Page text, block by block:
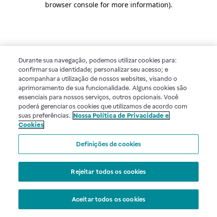
browser console for more information).
Durante sua navegação, podemos utilizar cookies para:
confirmar sua identidade; personalizar seu acesso; e
acompanhar a utilização de nossos websites, visando o
aprimoramento de sua funcionalidade. Alguns cookies são
essenciais para nossos serviços, outros opcionais. Você
poderá gerenciar os cookies que utilizamos de acordo com
suas preferências. Nossa Política de Privacidade e
Cookies
Definições de cookies
Rejeitar todos os cookies
Aceitar todos os cookies